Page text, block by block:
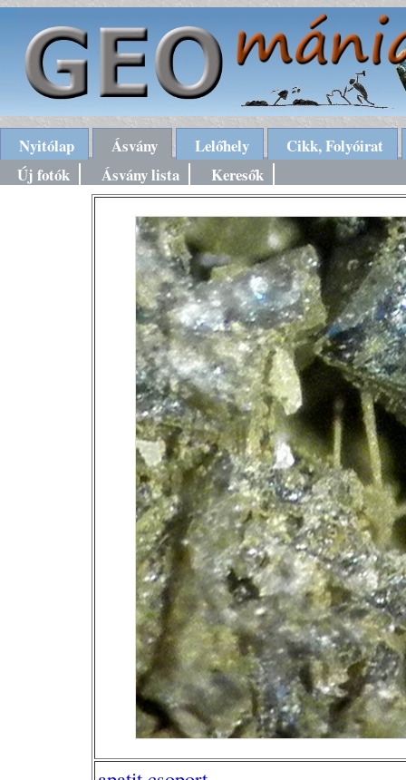
Nyitólap Ásvány Lelőhely
Cikk, Folyóirat
Új fotók
Ásvány lista Keresők